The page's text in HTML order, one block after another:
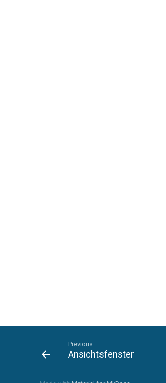
Previous
Ansichtsfenster